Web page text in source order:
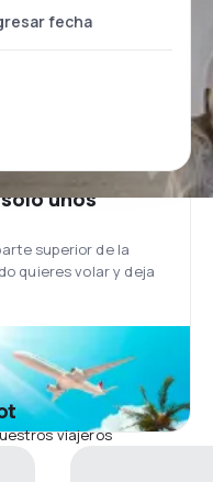
unos
superior de la
quieres volar y deja
viajeros